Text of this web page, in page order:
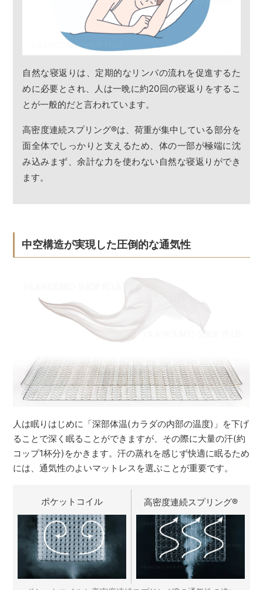
自然な寝返りは、定期的なリンパの流れを促進するた
めに必要とされ、人は一晩に約20回の寝返りをするこ
とが一般的だと言われています。
高密度連続スプリング®は、荷重が集中している部分を
面全体でしっかりと支えるため、体の一部が極端に沈
み込みまず、余計な力を使わない自然な寝返りができ
ます。
中空構造が実現した圧倒的な通気性
人は眠りはじめに「深部体温(カラダの内部の温度)」を下げ
ることで深く眠ることができますが、その際に大量の汗(約
コップ1杯分)をかきます。汗の蒸れを感じず快適に眠るため
には、通気性のよいマットレスを選ぶことが重要です。
ポケットコイル 高密度連続スプリング®